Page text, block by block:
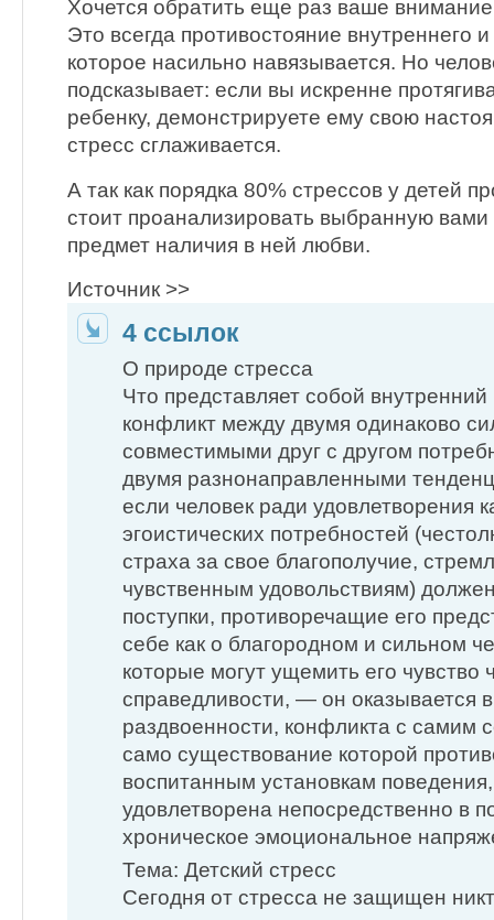
Хочется обратить еще раз ваше
Это всегда противостояние внутреннего
которое насильно навязывается. Но
подсказывает: если вы искренне
ребенку, демонстрируете ему свою
стресс сглаживается.
А так как порядка 80% стрессов у детей
стоит проанализировать выбранную
предмет наличия в ней любви.
Источник >>
4 ссылок
О природе стресса
Что представляет собой
конфликт между двумя одинаково
совместимыми друг с другом
двумя разнонаправленными
если человек ради удовлетворения
эгоистических потребностей
страха за свое благополучие,
чувственным удовольствиям)
поступки, противоречащие его
себе как о благородном и сильном
которые могут ущемить его чувство
справедливости, — он оказывается
раздвоенности, конфликта с самим
само существование которой
воспитанным установкам
удовлетворена непосредственно в
хроническое эмоциональное
Тема: Детский стресс
Сегодня от стресса не защищен